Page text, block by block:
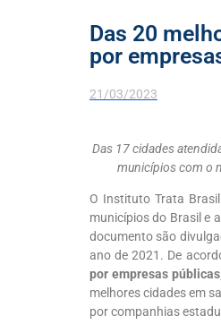
Das 20
por
21/03/2023
Das 17 cidades
municípios com o
O Instituto Trata
municípios do Brasil e
documento são
ano de 2021. De
por empresas
melhores cidades em
por companhias